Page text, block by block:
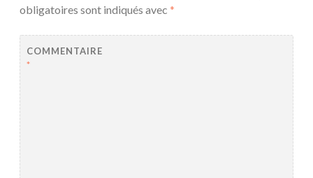
obligatoires sont indiqués avec *
COMMENTAIRE
*